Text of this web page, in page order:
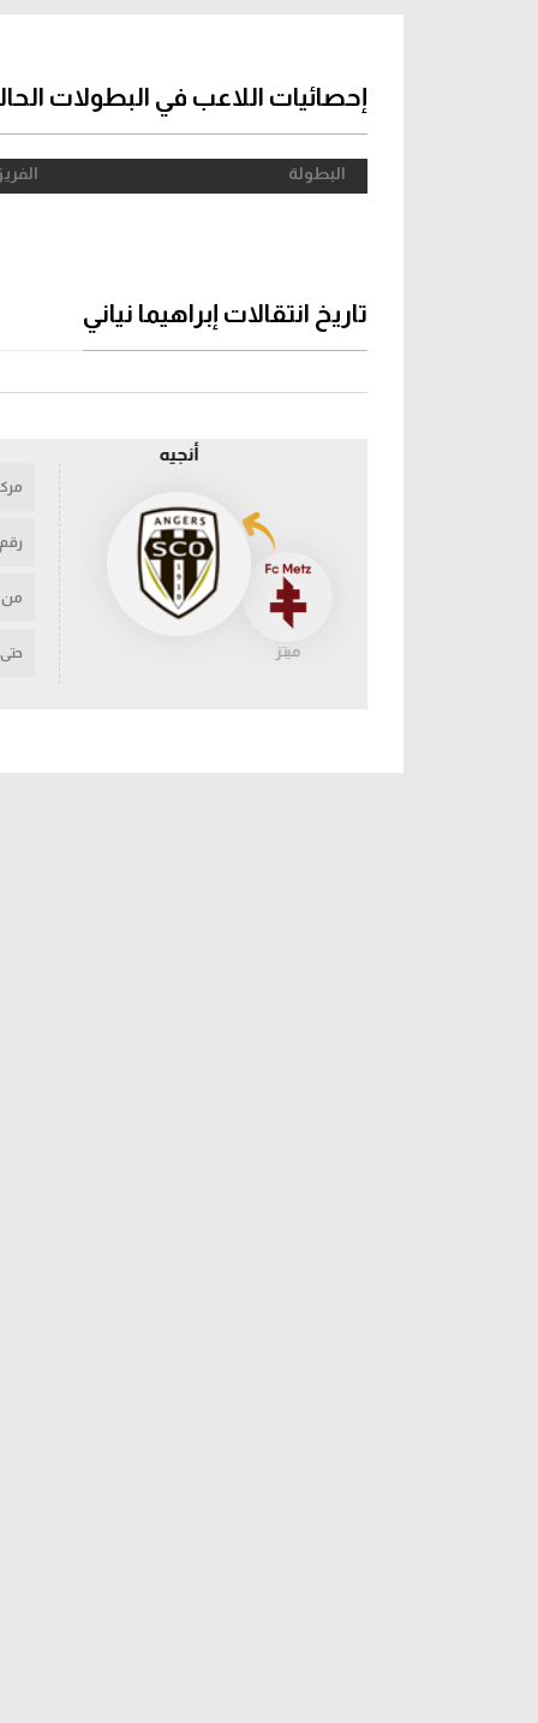
دوري إحصائيات اللاعب في البطولات
البطولة
تاريخ انتقالات إبراهيما نياني
أنجيه
ميتز
رقم
من
حتى